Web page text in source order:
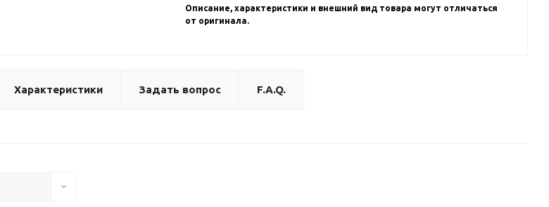
Описание, характеристики и внешний вид товара могут отличаться
от оригинала.
Характеристики Задать вопрос F.A.Q.